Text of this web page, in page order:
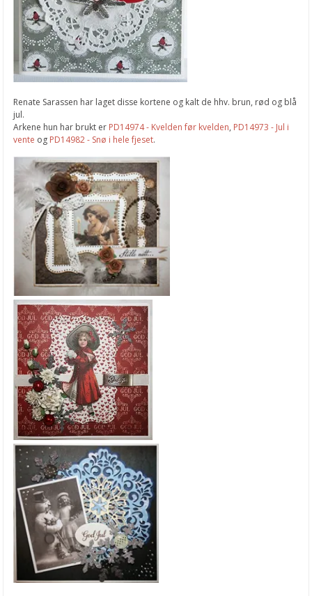
Renate Sarassen har laget disse kortene og kalt de hhv. brun, rød og blå
jul.
Arkene hun har brukt er PD14974 - Kvelden før kvelden, PD14973 - Jul i
vente og PD14982 - Snø i hele fjeset.